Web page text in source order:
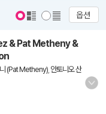
옵션
& Pat Metheny &
(Pat Metheny) 안토니오 산